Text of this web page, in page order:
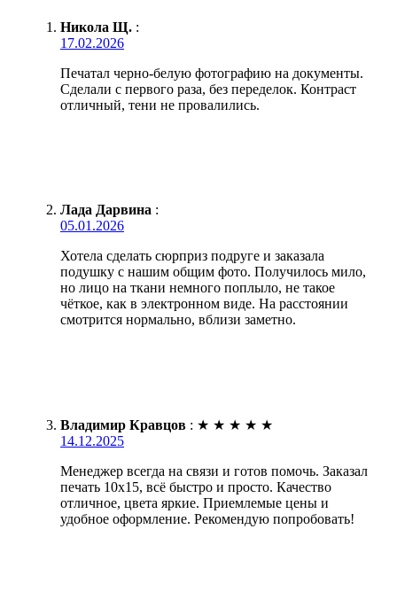
Никола Щ. :
17.02.2026
Печатал черно-белую фотографию на документы.
Сделали с первого раза, без переделок. Контраст
отличный, тени не провалились.
Лада Дарвина :
05.01.2026
Хотела сделать сюрприз подруге и заказала
подушку с нашим общим фото. Получилось мило,
но лицо на ткани немного поплыло, не такое
чёткое, как в электронном виде. На расстоянии
смотрится нормально, вблизи заметно.
Владимир Кравцов : ★ ★ ★ ★ ★
14.12.2025
Менеджер всегда на связи и готов помочь. Заказал
печать 10х15, всё быстро и просто. Качество
отличное, цвета яркие. Приемлемые цены и
удобное оформление. Рекомендую попробовать!